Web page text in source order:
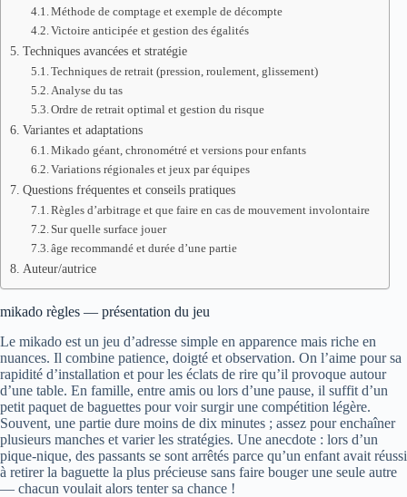
Méthode de comptage et exemple de décompte
Victoire anticipée et gestion des égalités
Techniques avancées et stratégie
Techniques de retrait (pression, roulement, glissement)
Analyse du tas
Ordre de retrait optimal et gestion du risque
Variantes et adaptations
Mikado géant, chronométré et versions pour enfants
Variations régionales et jeux par équipes
Questions fréquentes et conseils pratiques
Règles d’arbitrage et que faire en cas de mouvement involontaire
Sur quelle surface jouer
âge recommandé et durée d’une partie
Auteur/autrice
mikado règles — présentation du jeu
Le mikado est un jeu d’adresse simple en apparence mais riche en
nuances. Il combine patience, doigté et observation. On l’aime pour sa
rapidité d’installation et pour les éclats de rire qu’il provoque autour
d’une table. En famille, entre amis ou lors d’une pause, il suffit d’un
petit paquet de baguettes pour voir surgir une compétition légère.
Souvent, une partie dure moins de dix minutes ; assez pour enchaîner
plusieurs manches et varier les stratégies. Une anecdote : lors d’un
pique-nique, des passants se sont arrêtés parce qu’un enfant avait réussi
à retirer la baguette la plus précieuse sans faire bouger une seule autre
— chacun voulait alors tenter sa chance !